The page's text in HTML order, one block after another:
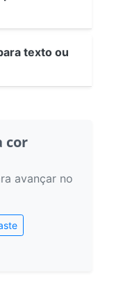
texto ou
cor
avançar no